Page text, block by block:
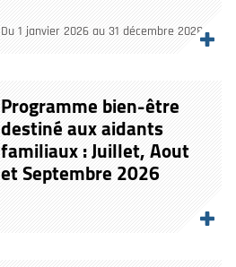
Du 1 janvier 2026 au 31 décembre 2028
Programme bien-être
destiné aux aidants
familiaux : Juillet, Aout
et Septembre 2026